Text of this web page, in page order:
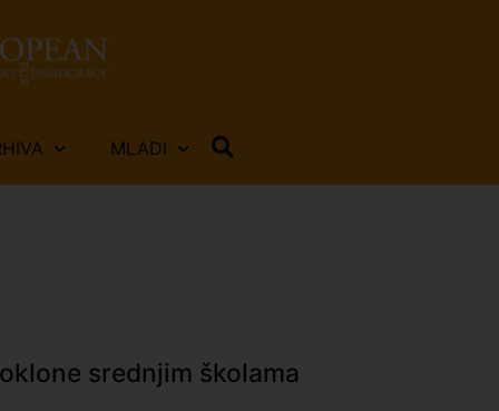
MLADI
srednjim školama